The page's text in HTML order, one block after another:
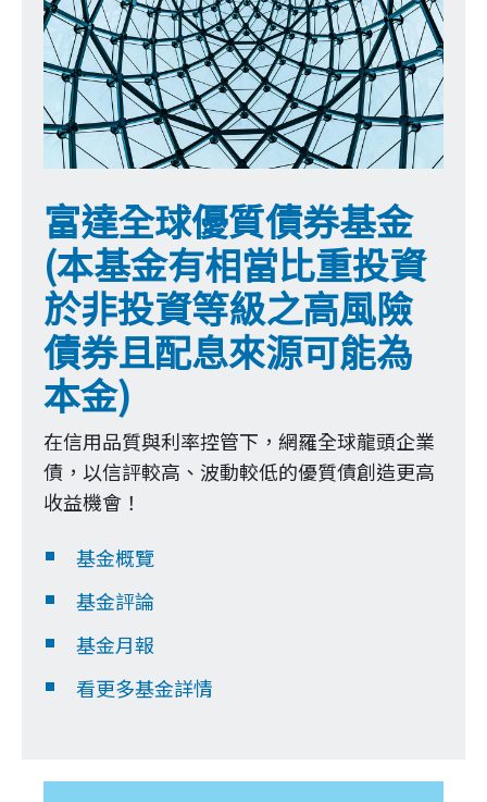
富達全球優質債券基金
(本基金有相當比重投資
於非投資等級之高風險
債券且配息來源可能為
本金)
在信用品質與利率控管下，網羅全球龍頭企業
債，以信評較高、波動較低的優質債創造更高
收益機會！
基金概覽
基金評論
基金月報
看更多基金詳情